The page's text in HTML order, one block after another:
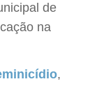
de
na
,